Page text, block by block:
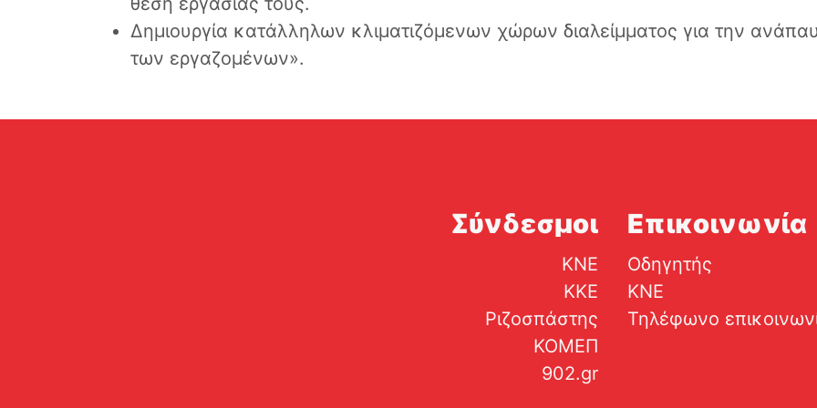
Δημιουργία κατάλληλων κλιματιζόμενων χώρων διαλείμματος για την
των εργαζομένων».
Σύνδεσμοι
ΚΝΕ
ΚΚΕ
Ριζοσπάστης
ΚΟΜΕΠ
902.gr
Επικοινωνία
Οδηγητής
ΚΝΕ
Τηλέφωνο